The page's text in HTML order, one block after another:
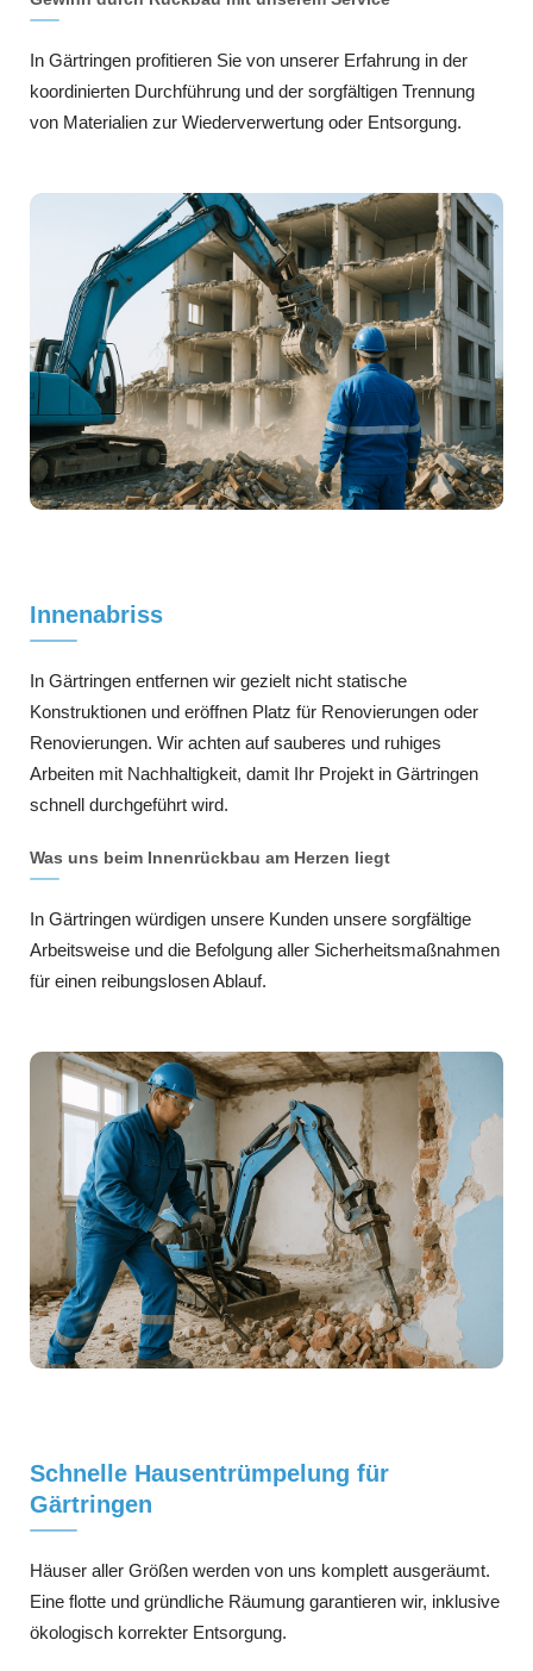
In Gärtringen profitieren Sie von unserer Erfahrung in der
koordinierten Durchführung und der sorgfältigen Trennung
von Materialien zur Wiederverwertung oder Entsorgung.
Innenabriss
In Gärtringen entfernen wir gezielt nicht statische
Konstruktionen und eröffnen Platz für Renovierungen oder
Renovierungen. Wir achten auf sauberes und ruhiges
Arbeiten mit Nachhaltigkeit, damit Ihr Projekt in Gärtringen
schnell durchgeführt wird.
Was uns beim Innenrückbau am Herzen liegt
In Gärtringen würdigen unsere Kunden unsere sorgfältige
Arbeitsweise und die Befolgung aller Sicherheitsmaßnahmen
für einen reibungslosen Ablauf.
Schnelle Hausentrümpelung für
Gärtringen
Häuser aller Größen werden von uns komplett ausgeräumt.
Eine flotte und gründliche Räumung garantieren wir, inklusive
ökologisch korrekter Entsorgung.